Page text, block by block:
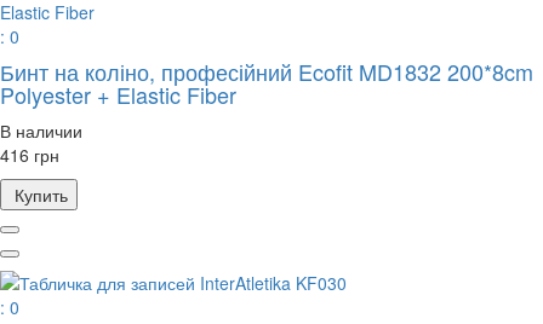
: 0
Бинт на коліно, професійний Ecofit MD1832 200*8cm
Polyester + Elastic Fiber
В наличии
416 грн
Купить
: 0